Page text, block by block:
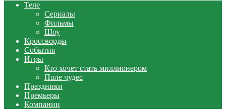
Теле
Сериалы
Фильмы
Шоу
Кроссворды
События
Игры
Кто хочет стать миллионером
Поле чудес
Праздники
Премьеры
Компании